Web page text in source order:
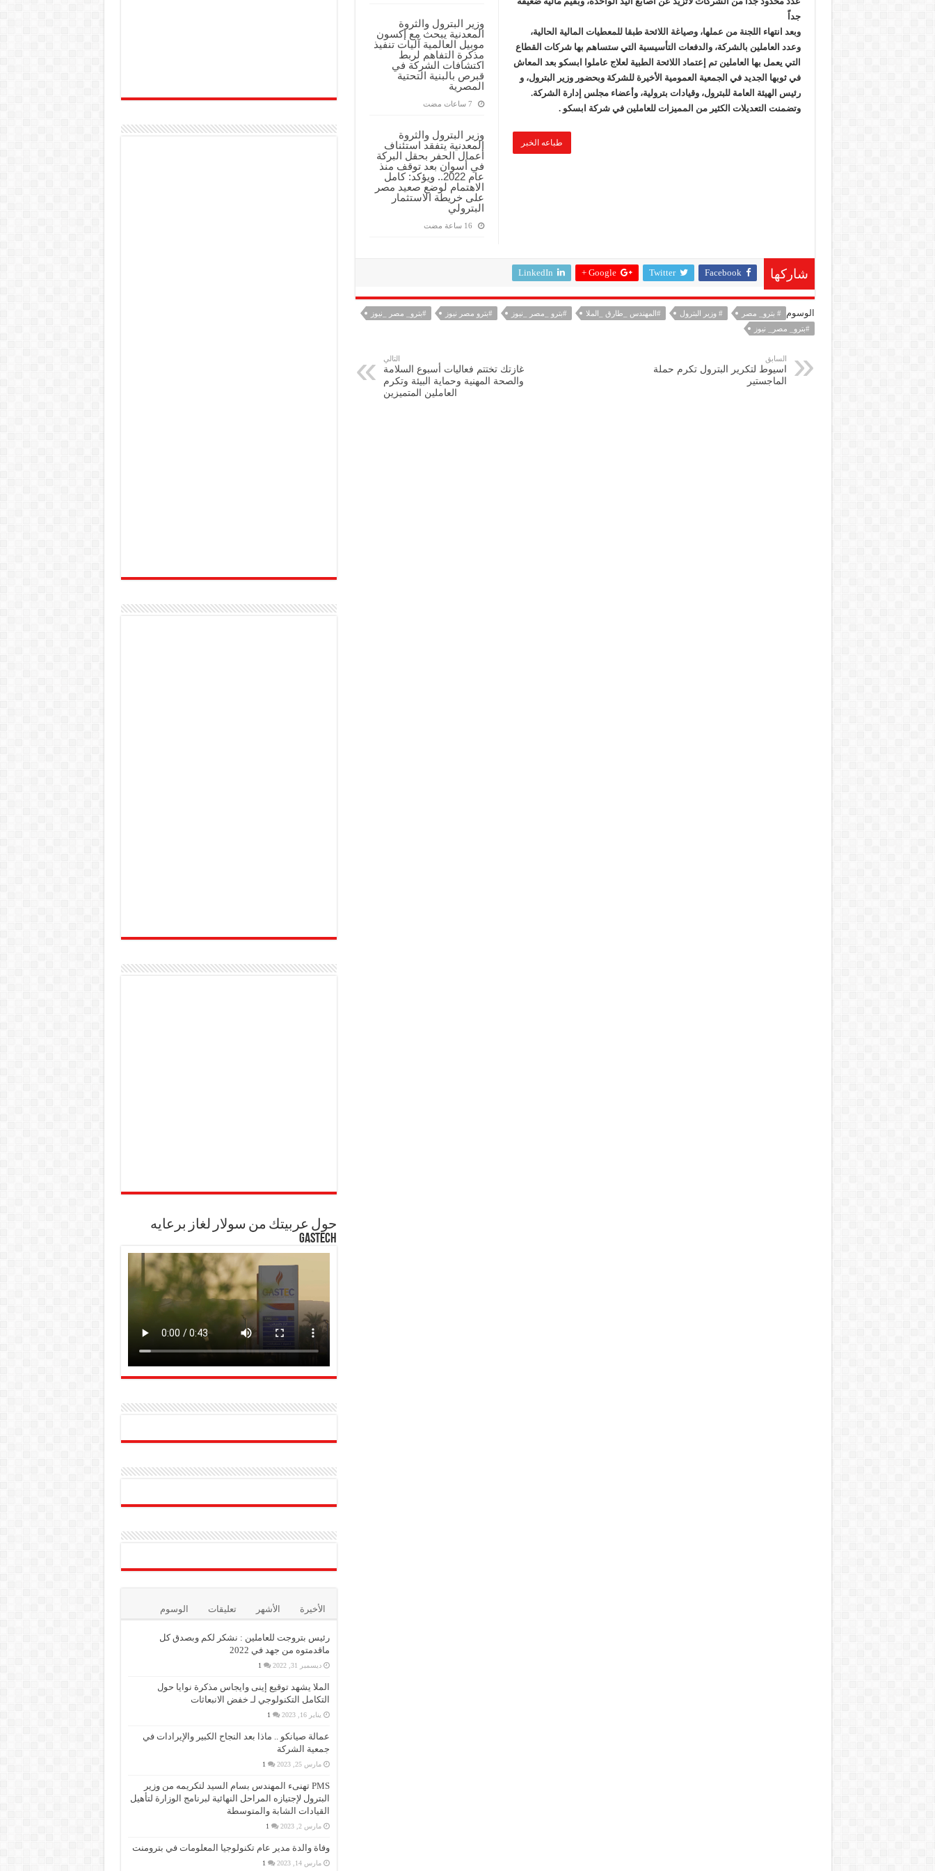
وزير البترول والثروة
المعدنية يبحث مع إكسون
موبيل العالمية آليات تنفيذ
مذكرة التفاهم لربط
اكتشافات الشركة في
قبرص بالبنية التحتية
المصرية
وزير البترول والثروة
المعدنية يتفقد استئناف
أعمال الحفر بحقل البركة
في أسوان بعد توقف منذ
عام 2022.. ويؤكد: كامل
الاهتمام لوضع صعيد مصر
على خريطة الاستثمار
البترولي
جداً
وبعد انتهاء اللجنة من عملها، وصياغة اللائحة طبقا للمعطيات المالية الحالية،
وعدد العاملين بالشركة، والدفعات التأسيسية التي ستساهم بها شركات القطاع
التي يعمل بها العاملين تم إعتماد اللائحة الطبية لعلاج عاملوا ابسكو بعد المعاش
في ثوبها الجديد في الجمعية العمومية الأخيرة للشركة وبحضور وزير البترول، و
رئيس الهيئة العامة للبترول، وقيادات بترولية، وأعضاء مجلس إدارة الشركة.
وتضمنت التعديلات الكثير من المميزات للعاملين في شركة ابسكو .
طباعه الخبر
شاركها Facebook
Twitter
Google +
LinkedIn
الوسوم # بترو_ مصر # وزير البترول #المهندس _طارق _الملا #بترو _مصر _نيوز #بترو مصر نيوز
#بترو_ مصر _نيوز
#بترو_ مصر_ نيوز
السابق
اسيوط لتكرير البترول تكرم حملة
الماجستير
التالي
غازتك تختتم فعاليات أسبوع السلامة
والصحة المهنية وحماية البيئة وتكرم
العاملين المتميزين
حول عربيتك من سولار لغاز برعايه
GASTECH
الأخيرة الأشهر تعليقات الوسوم
رئيس بتروجت للعاملين : نشكر لكم وبصدق كل
ماقدمتوه من جهد في 2022
ديسمبر 31, 2022 1
الملا يشهد توقيع إينى وايجاس مذكرة نوايا حول
التكامل التكنولوجي لـ خفض الانبعاثات
يناير 16, 2023 1
عمالة صيانكو .. ماذا بعد النجاح الكبير والإيرادات في
جمعية الشركة
مارس 25, 2023 1
PMS تهنىء المهندس بسام السيد لتكريمه من وزير
البترول لإجتيازه المراحل النهائية لبرنامج الوزارة لتأهيل
القيادات الشابة والمتوسطة
مارس 2, 2023 1
وفاة والدة مدير عام تكنولوجيا المعلومات في بترومنت
مارس 14, 2023 1